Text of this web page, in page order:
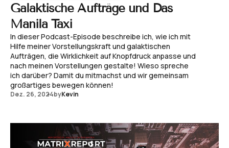
Galaktische Aufträge und Das
Manila Taxi
In dieser Podcast-Episode beschreibe ich, wie ich mit
Hilfe meiner Vorstellungskraft und galaktischen
Aufträgen, die Wirklichkeit auf Knopfdruck anpasse und
nach meinen Vorstellungen gestalte! Wieso spreche
ich darüber? Damit du mitmachst und wir gemeinsam
großartiges bewegen können!
Dez. 26, 2024byKevin